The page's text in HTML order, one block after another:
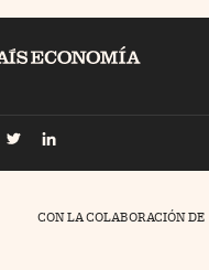
Pyme //foo
CON LA COLABORACIÓN DE